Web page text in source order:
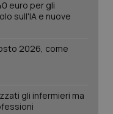
euro per gli
sull'IA e nuove
2026, come
gli infermieri ma